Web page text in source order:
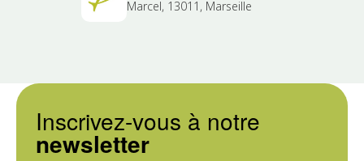
Marcel, 13011, Marseille
Inscrivez-vous à notre
newsletter